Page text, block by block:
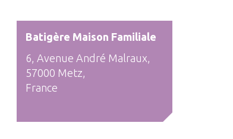
Batigère Maison Familiale
6, Avenue André Malraux,
57000 Metz,
France